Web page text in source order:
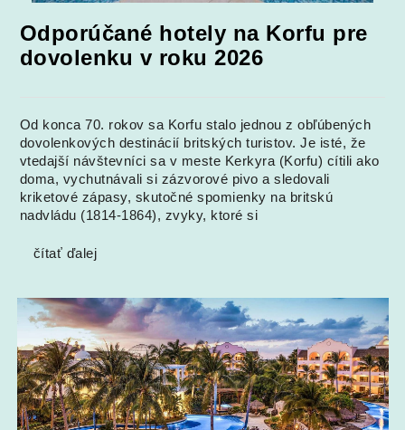
Odporúčané hotely na Korfu pre
dovolenku v roku 2026
Od konca 70. rokov sa Korfu stalo jednou z obľúbených
dovolenkových destinácií britských turistov. Je isté, že
vtedajší návštevníci sa v meste Kerkyra (Korfu) cítili ako
doma, vychutnávali si zázvorové pivo a sledovali
kriketové zápasy, skutočné spomienky na britskú
nadvládu (1814-1864), zvyky, ktoré si
čítať ďalej